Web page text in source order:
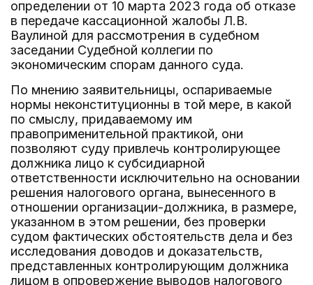
определении от 10 марта 2023 года об отказе
в передаче кассационной жалобы Л.В.
Ваулиной для рассмотрения в судебном
заседании Судебной коллегии по
экономическим спорам данного суда.
По мнению заявительницы, оспариваемые
нормы неконституционны в той мере, в какой
по смыслу, придаваемому им
правоприменительной практикой, они
позволяют суду привлечь контролирующее
должника лицо к субсидиарной
ответственности исключительно на основании
решения налогового органа, вынесенного в
отношении организации-должника, в размере,
указанном в этом решении, без проверки
судом фактических обстоятельств дела и без
исследования доводов и доказательств,
представленных контролирующим должника
лицом в опровержение выводов налогового